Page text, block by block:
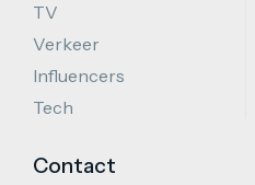
TV
Verkeer
Influencers
Tech
Contact